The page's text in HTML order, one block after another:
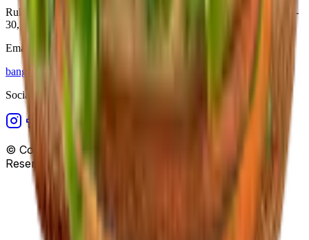
Rukan Greatwall, Jl. Green Lake City Boulevard No.25 Blok A29-
30, Petir, Cipondoh, Tangerang City, Banten 15147
Email
bangorgroup@gmail.com
Social Media
© Copyright PT.Bangor Berani Terukur
Reserved.